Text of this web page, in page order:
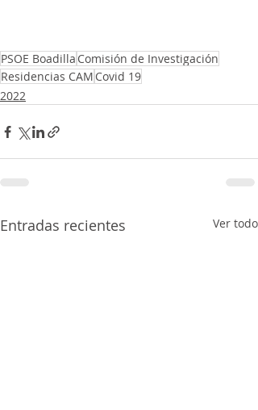
PSOE Boadilla Comisión de Investigación
Residencias CAM Covid 19
2022
Entradas recientes Ver todo